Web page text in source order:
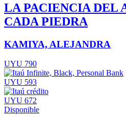
LA PACIENCIA DEL
CADA PIEDRA
KAMIYA, ALEJANDRA
UYU 790
UYU 593
UYU 672
Disponible